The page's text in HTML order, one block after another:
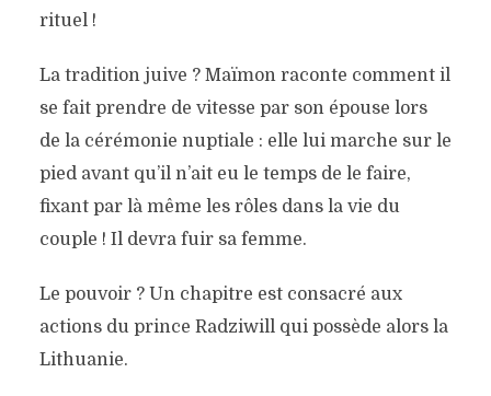
rituel !
La tradition juive ? Maïmon raconte comment il
se fait prendre de vitesse par son épouse lors
de la cérémonie nuptiale : elle lui marche sur le
pied avant qu’il n’ait eu le temps de le faire,
fixant par là même les rôles dans la vie du
couple ! Il devra fuir sa femme.
Le pouvoir ? Un chapitre est consacré aux
actions du prince Radziwill qui possède alors la
Lithuanie.